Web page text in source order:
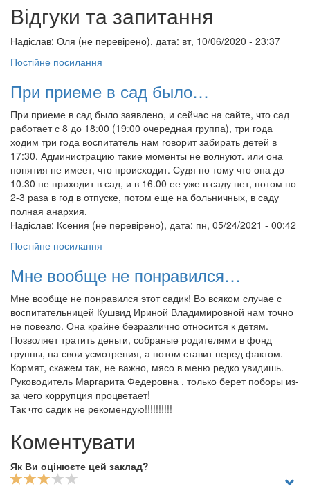
Відгуки та запитання
Надіслав: Оля (не перевірено), дата: вт, 10/06/2020 - 23:37
Постійне посилання
При приеме в сад было…
При приеме в сад было заявлено, и сейчас на сайте, что сад
работает с 8 до 18:00 (19:00 очередная группа), три года
ходим три года воспитатель нам говорит забирать детей в
17:30. Администрацию такие моменты не волнуют. или она
понятия не имеет, что происходит. Судя по тому что она до
10.30 не приходит в сад, и в 16.00 ее уже в саду нет, потом по
2-3 раза в год в отпуске, потом еще на больничных, в саду
полная анархия.
Надіслав: Ксения (не перевірено), дата: пн, 05/24/2021 - 00:42
Постійне посилання
Мне вообще не понравился…
Мне вообще не понравился этот садик! Во всяком случае с
воспитательницей Кушвид Ириной Владимировной нам точно
не повезло. Она крайне безразлично относится к детям.
Позволяет тратить деньги, собраные родителями в фонд
группы, на свои усмотрения, а потом ставит перед фактом.
Кормят, скажем так, не важно, мясо в меню редко увидишь.
Руководитель Маргарита Федеровна , только берет поборы из-
за чего коррупция процветает!
Так что садик не рекомендую!!!!!!!!!!
Коментувати
Як Ви оцінюєте цей заклад?